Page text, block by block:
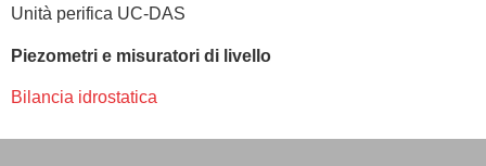
Unità perifica UC-DAS
Piezometri e misuratori di livello
Bilancia idrostatica